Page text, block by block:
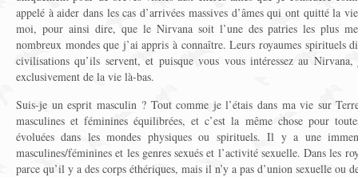
appelé à aider dans les cas d’arrivées massives d’âmes qui ont quitté la
moi, pour ainsi dire, que le Nirvana soit l’une des patries les plus
nombreux mondes que j’ai appris à connaître. Leurs royaumes spirituels
civilisations qu’ils servent, et puisque vous vous intéressez au
exclusivement de la vie là-bas.
Suis-je un esprit masculin ? Tout comme je l’étais dans ma vie sur
masculines et féminines équilibrées, et c’est la même chose pour
évoluées dans les mondes physiques ou spirituels. Il y a une
masculines/féminines et les genres sexués et l’activité sexuelle. Dans les
parce qu’il y a des corps éthériques, mais il n’y a pas d’union sexuelle ou